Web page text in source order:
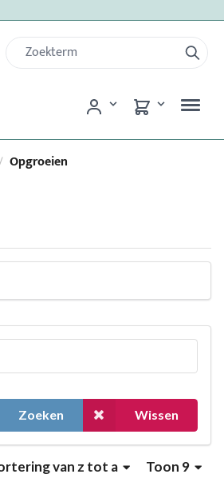
Opgroeien
Zoeken Wissen
Toon 9
van z tot a